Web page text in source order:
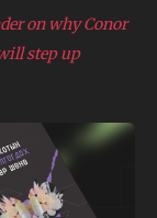
on why Conor
step up